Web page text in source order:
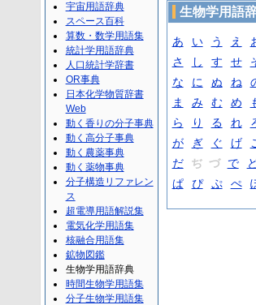
生物学用語
あ い う え
さ
し す せ
な
に ぬ ね
ま
み む め
ら
り る れ
が
ぎ ぐ げ
だ ぢ づ で
ぱ
ぴ ぷ ぺ
宇宙用語辞典
スペース百科
算数・数学用語集
統計学用語辞典
人口統計学辞書
OR事典
日本化学物質辞書
Web
動く香りの分子事典
動く高分子事典
動く農薬事典
動く薬物事典
分子構造リファレン
ス
超電導用語解説集
電気化学用語集
核融合用語集
鉱物図鑑
生物学用語辞典
時間生物学用語集
分子生物学用語集